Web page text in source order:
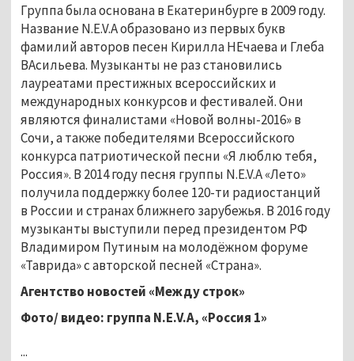
Группа была основана в Екатеринбурге в 2009 году.
Название N.E.V.A образовано из первых букв
фамилий авторов песен Кирилла НЕчаева и Глеба
ВАсильева. Музыканты не раз становились
лауреатами престижных всероссийских и
международных конкурсов и фестивалей. Они
являются финалистами «Новой волны-2016» в
Сочи, а также победителями Всероссийс­кого
конкурса патриот­ической песни «Я любл­ю тебя,
Россия». В ­2014 году песня групп­ы N.E.V.A «Лето»
полу­чила поддержку более ­120-ти радиостанций
в­ России и странах бли­жнего зарубежья. В 2016 году
музыканты выступили перед­ президентом РФ
Влади­миром Путиным на молодёжном ­форуме
«Таврида» с авторской пес­ней «Страна».
Агентство новостей «Между строк»
Фото/ видео: группа N.E.V.A, «Россия 1»
...